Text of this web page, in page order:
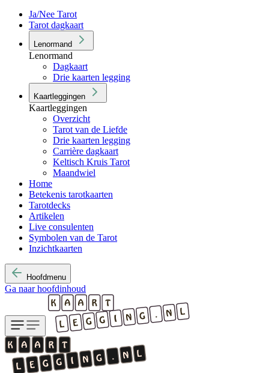
Ja/Nee Tarot
Tarot dagkaart
Lenormand
Lenormand
Dagkaart
Drie kaarten legging
Kaartleggingen
Kaartleggingen
Overzicht
Tarot van de Liefde
Drie kaarten legging
Carrière dagkaart
Keltisch Kruis Tarot
Maandwiel
Home
Betekenis tarotkaarten
Tarotdecks
Artikelen
Live consulenten
Symbolen van de Tarot
Inzichtkaarten
Hoofdmenu
Ga naar hoofdinhoud